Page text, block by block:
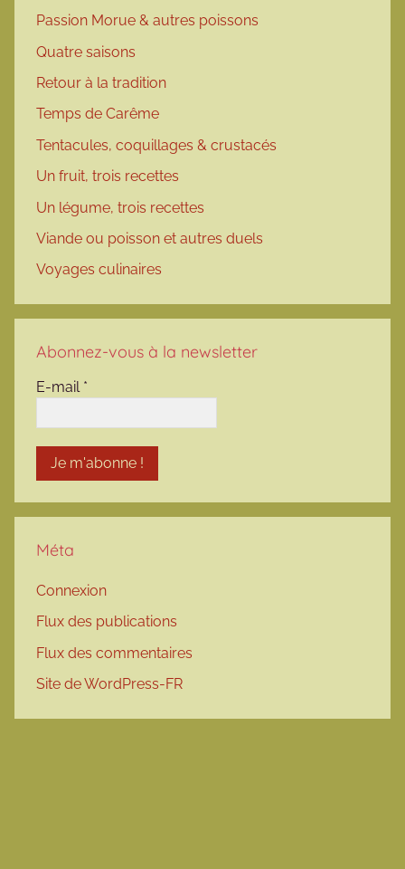
Passion Morue & autres poissons
Quatre saisons
Retour à la tradition
Temps de Carême
Tentacules, coquillages & crustacés
Un fruit, trois recettes
Un légume, trois recettes
Viande ou poisson et autres duels
Voyages culinaires
Abonnez-vous à la newsletter
E-mail *
Méta
Connexion
Flux des publications
Flux des commentaires
Site de WordPress-FR